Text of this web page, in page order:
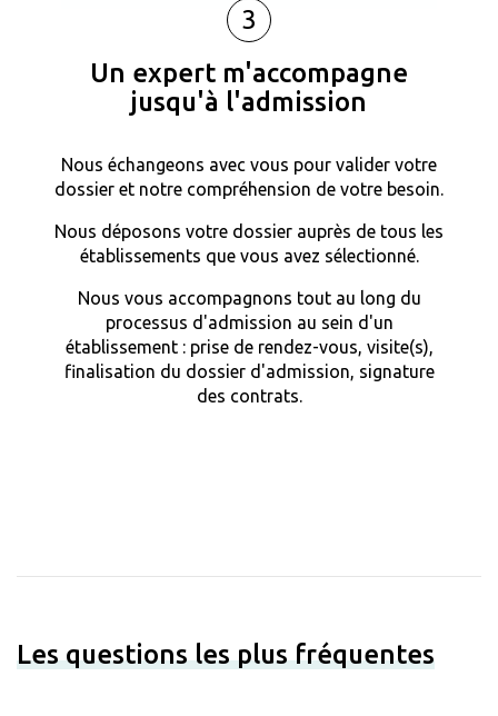
3
Un expert m'accompagne
jusqu'à l'admission
Nous échangeons avec vous pour valider votre
dossier et notre compréhension de votre besoin.
Nous déposons votre dossier auprès de tous les
établissements que vous avez sélectionné.
Nous vous accompagnons tout au long du
processus d'admission au sein d'un
établissement : prise de rendez-vous, visite(s),
finalisation du dossier d'admission, signature
des contrats.
Les questions les plus fréquentes